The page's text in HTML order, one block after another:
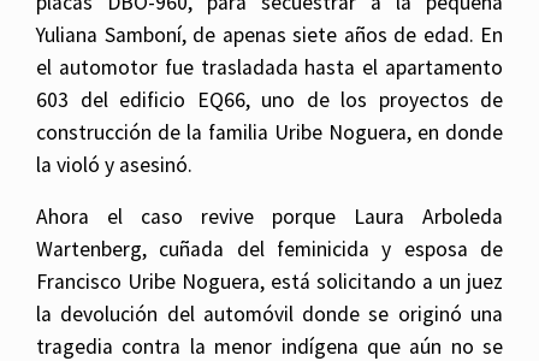
Yuliana Samboní, de apenas siete años de edad. En
el automotor fue trasladada hasta el apartamento
603 del edificio EQ66, uno de los proyectos de
construcción de la familia Uribe Noguera, en donde
la violó y asesinó.
Ahora el caso revive porque Laura Arboleda
Wartenberg, cuñada del feminicida y esposa de
Francisco Uribe Noguera, está solicitando a un juez
la devolución del automóvil donde se originó una
tragedia contra la menor indígena que aún no se